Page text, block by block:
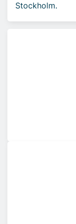
Stockholm.